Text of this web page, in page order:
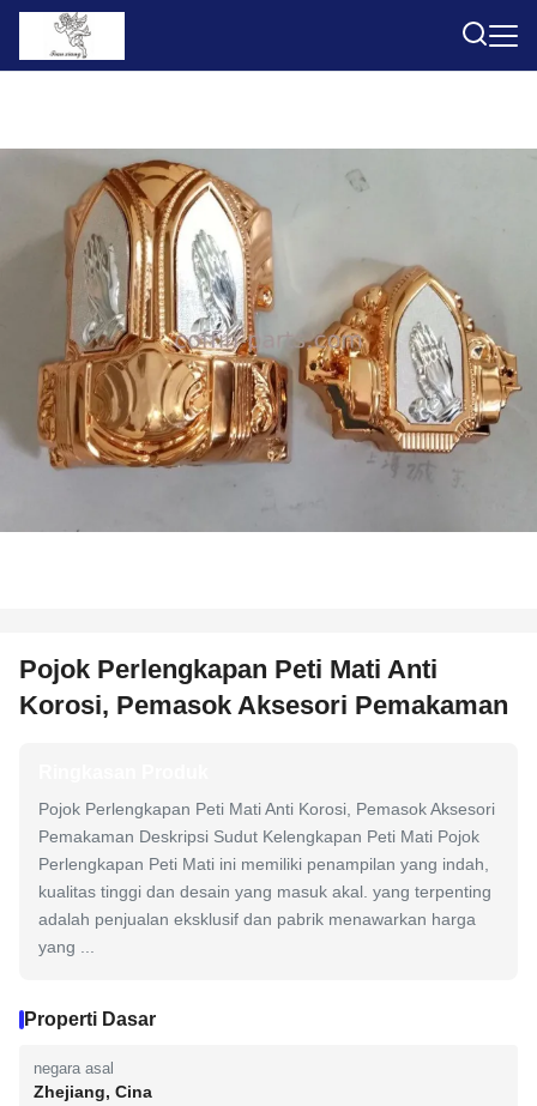
Pojok Perlengkapan Peti Mati Anti
Korosi, Pemasok Aksesori Pemakaman
Pojok Perlengkapan Peti Mati Anti Korosi, Pemasok Aksesori
Pemakaman Deskripsi Sudut Kelengkapan Peti Mati Pojok
Perlengkapan Peti Mati ini memiliki penampilan yang indah,
kualitas tinggi dan desain yang masuk akal. yang terpenting
adalah penjualan eksklusif dan pabrik menawarkan harga
yang ...
Properti Dasar
negara asal
Zhejiang, Cina